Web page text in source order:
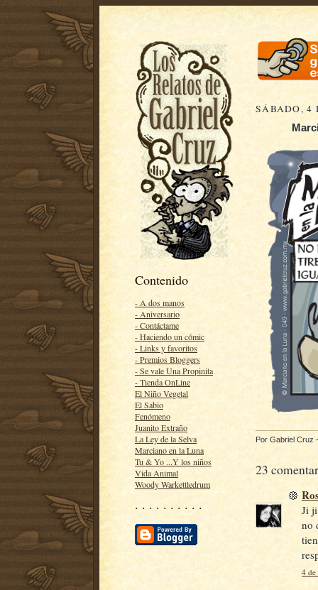
Contenido
- A dos manos
- Aniversario
- Contáctame
- Haciendo un cómic
- Links y favoritos
- Premios Bloggers
- Se vale Una Propinita
- Tienda OnLine
El Niño Vegetal
El Sabio
Fenómeno
Juanito Extraño
La Ley de la Selva
Marciano en la Luna
Tu & Yo ...Y los niños
Vida Animal
Woody Warkettledrum
· · · · · · · · · ·
SÁBADO, 4
Por Gabriel Cruz
23
Ji
no
4 de